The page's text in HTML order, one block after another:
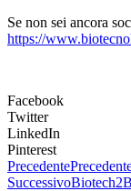
Se non sei ancora
https://
Facebook
Twitter
LinkedIn
Pinterest
Precedente
Successivo